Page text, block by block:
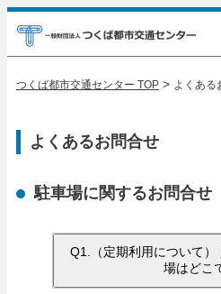
つくば都市交通センター TOP > よくある
よくあるお問合せ
駐車場に関するお問合せ
Q1.（定期利用について
場はどこ